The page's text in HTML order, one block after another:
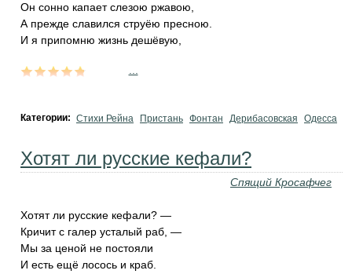
Он сонно капает слезою ржавою,
А прежде славился струёю пресною.
И я припомню жизнь дешёвую,
Категории: Стихи Рейна Пристань Фонтан Дерибасовская Одесса
Хотят ли русские кефали?
Спящий Кросафчег
Хотят ли русские кефали? —
Кричит с галер усталый раб, —
Мы за ценой не постояли
И есть ещё лосось и краб.